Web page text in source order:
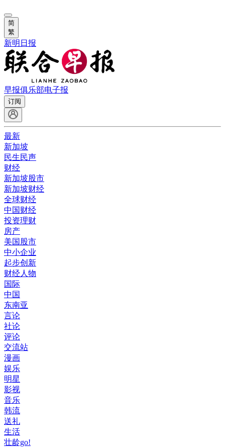
简
繁
新明日报
早报俱乐部电子报
订阅
最新
新加坡
民生民声
财经
新加坡股市
新加坡财经
全球财经
中国财经
投资理财
房产
美国股市
中小企业
起步创新
财经人物
国际
中国
东南亚
言论
社论
评论
交流站
漫画
娱乐
明星
影视
音乐
韩流
送礼
生活
壮龄go!